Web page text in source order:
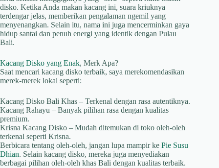
disko. Ketika Anda makan kacang ini, suara kriuknya
terdengar jelas, memberikan pengalaman ngemil yang
menyenangkan. Selain itu, nama ini juga mencerminkan gaya
hidup santai dan penuh energi yang identik dengan Pulau
Bali.
Kacang Disko yang Enak, Merk Apa?
Saat mencari kacang disko terbaik, saya merekomendasikan
merek-merek lokal seperti:
Kacang Disko Bali Khas – Terkenal dengan rasa autentiknya.
Kacang Rahayu – Banyak pilihan rasa dengan kualitas
premium.
Krisna Kacang Disko – Mudah ditemukan di toko oleh-oleh
terkenal seperti Krisna.
Berbicara tentang oleh-oleh, jangan lupa mampir ke Pie Susu
Dhian. Selain kacang disko, mereka juga menyediakan
berbagai pilihan oleh-oleh khas Bali dengan kualitas terbaik.